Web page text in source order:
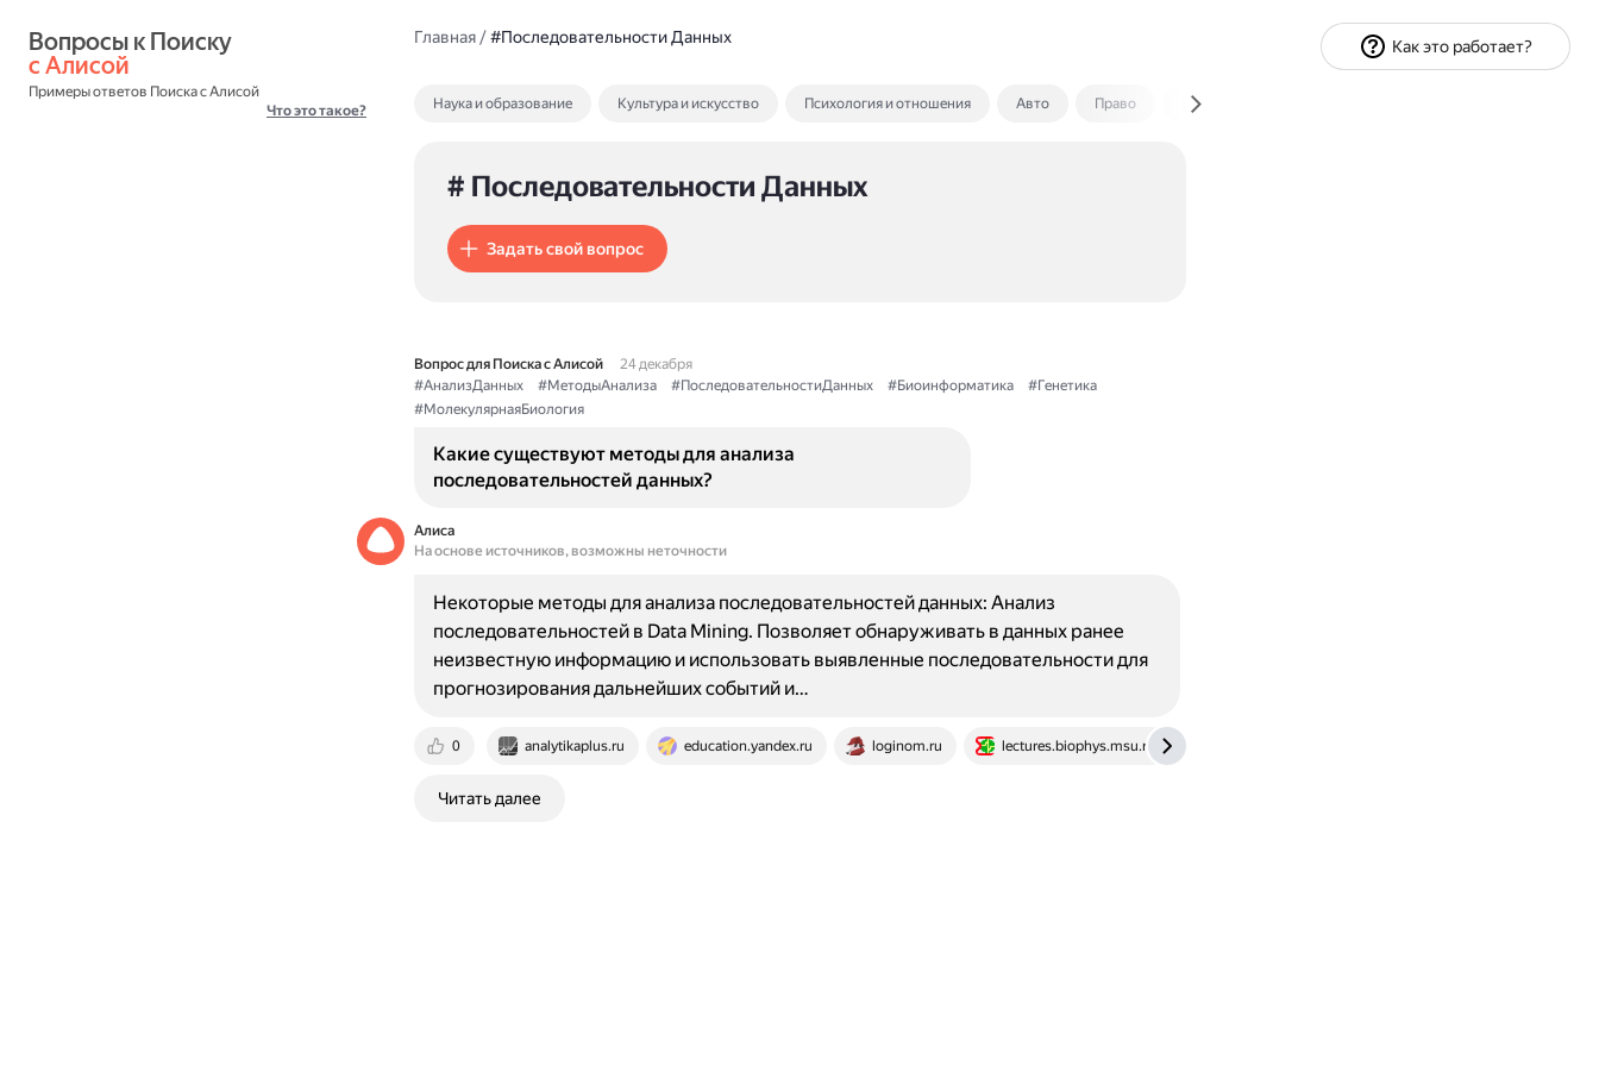
с Алисой
Примеры ответов Поиска с Алисой
Что это такое?
Главная/#Последовательности Данных
Наука и образование Культура и искусство Психология и отношения Авто Право Экономика и финансы
# Последовательности Данных
Задать свой вопрос
Вопрос для Поиска с Алисой
24 декабря
#АнализДанных
#МетодыАнализа #ПоследовательностиДанных #Биоинформатика
#Генетика
#МолекулярнаяБиология
Какие существуют методы для анализа
последовательностей данных?
Алиса
На основе источников, возможны неточности
0 analytikaplus.ru education.yandex.ru loginom.ru lectures.biophys.msu.ru
Некоторые методы для анализа последовательностей данных: Анализ
последовательностей в Data Mining. Позволяет обнаруживать в данных ранее
неизвестную информацию и использовать выявленные последовательности для
прогнозирования дальнейших событий и…
Читать далее
Как это работает?